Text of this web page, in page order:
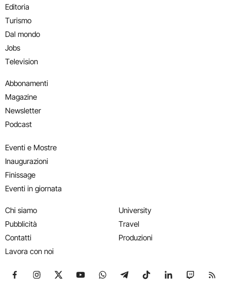
Editoria
Turismo
Dal mondo
Jobs
Television
Abbonamenti
Magazine
Newsletter
Podcast
Eventi e Mostre
Inaugurazioni
Finissage
Eventi in giornata
Chi siamo
Pubblicità
Contatti
Lavora con noi
University
Travel
Produzioni
Seguici su Facebook
Seguici su Instagram
Seguici su X
Seguici su YouTube
Seguici su WhatsApp
Seguici su Telegram
Seguici su TikTok
Seguici su
Seguici